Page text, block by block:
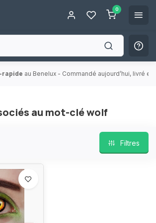
0
rapide au Benelux - Commandé aujourd’hui, livré
au mot-clé wolf
Filtres